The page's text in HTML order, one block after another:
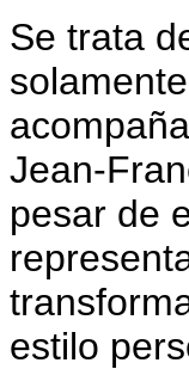
Se trata
Jean-
pesar de
estilo